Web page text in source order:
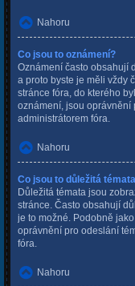
Nahoru
Co jsou to oznámení?
Oznámení často obsahují
a proto byste je měli vždy
stránce fóra, do kterého
oznámení, jsou oprávnění
administrátorem fóra.
Nahoru
Co jsou to důležitá
Důležitá témata jsou
stránce. Často obsahují
je to možné. Podobně
oprávnění pro odeslání
fóra.
Nahoru